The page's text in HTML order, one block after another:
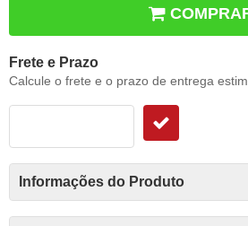
Frete e Prazo
Calcule o frete e o prazo de entrega
Informações do Produto